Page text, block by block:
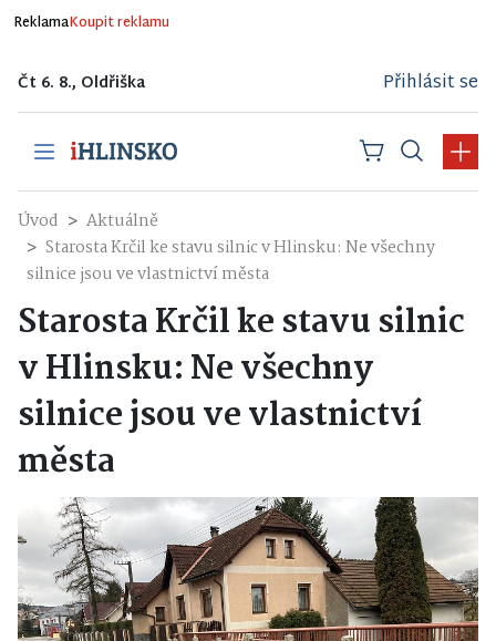
ReklamaKoupit reklamu
Čt 6. 8., Oldřiška Přihlásit se
Úvod
Aktuálně
Starosta Krčil ke stavu silnic v Hlinsku: Ne všechny
silnice jsou ve vlastnictví města
Starosta Krčil ke stavu silnic
v Hlinsku: Ne všechny
silnice jsou ve vlastnictví
města